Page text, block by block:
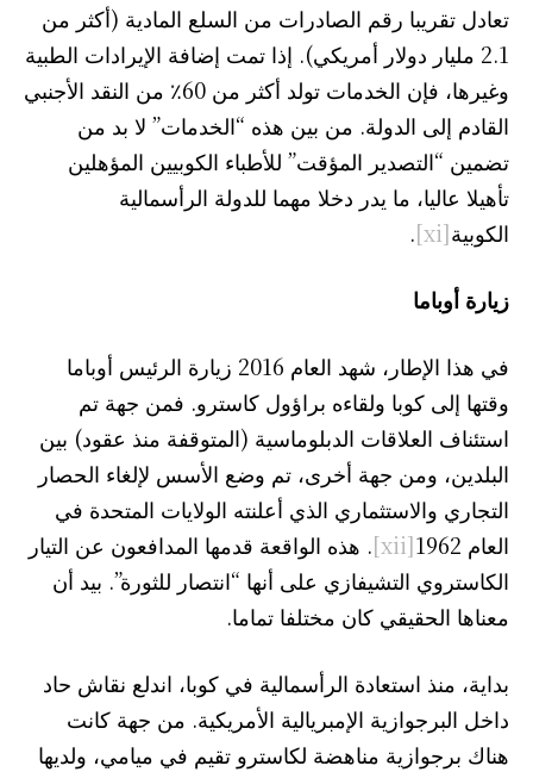
تعادل تقريبا رقم الصادرات من السلع المادية (أكثر من
2.1 مليار دولار أمريكي). إذا تمت إضافة الإيرادات الطبية
وغيرها، فإن الخدمات تولد أكثر من 60٪ من النقد الأجنبي
القادم إلى الدولة. من بين هذه “الخدمات” لا بد من
تضمين “التصدير المؤقت” للأطباء الكوبيين المؤهلين
تأهيلا عاليا، ما يدر دخلا مهما للدولة الرأسمالية
الكوبية[xi]
.
زيارة أوباما
في هذا الإطار، شهد العام 2016 زيارة الرئيس أوباما
وقتها إلى كوبا ولقاءه براؤول كاسترو. فمن جهة تم
استئناف العلاقات الدبلوماسية (المتوقفة منذ عقود) بين
البلدين، ومن جهة أخرى، تم وضع الأسس لإلغاء الحصار
التجاري والاستثماري الذي أعلنته الولايات المتحدة في
العام 1962
[xii]
. هذه الواقعة قدمها المدافعون عن التيار
الكاستروي التشيفازي على أنها “انتصار للثورة”. بيد أن
معناها الحقيقي كان مختلفا تماما.
بداية، منذ استعادة الرأسمالية في كوبا، اندلع نقاش حاد
داخل البرجوازية الإمبريالية الأمريكية. من جهة كانت
هناك برجوازية مناهضة لكاسترو تقيم في ميامي، ولديها